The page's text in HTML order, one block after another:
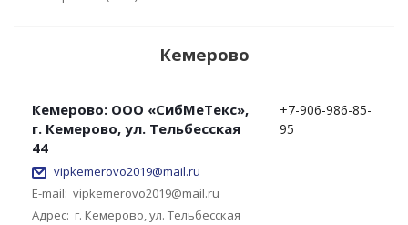
Кемерово
Кемерово: ООО «СибМеТекс»,
г. Кемерово, ул. Тельбесская
44
vipkemerovo2019@mail.ru
E-mail: vipkemerovo2019@mail.ru
Адрес: г. Кемерово, ул. Тельбесская
+7-906-986-85-
95